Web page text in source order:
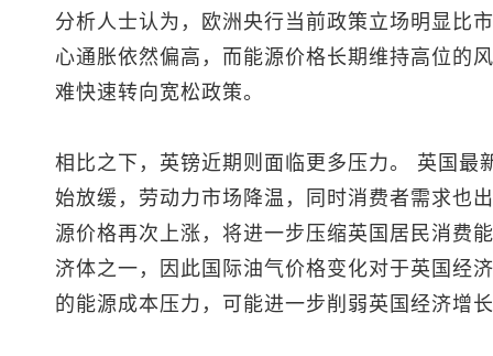
分析人士认为，欧洲央行当前政策立场明显比
心通胀依然偏高，而能源价格长期维持高位的
难快速转向宽松政策。
相比之下，英镑近期则面临更多压力。 英国最
始放缓，劳动力市场降温，同时消费者需求也
源价格再次上涨，将进一步压缩英国居民消费
济体之一，因此国际油气价格变化对于英国经
的能源成本压力，可能进一步削弱英国经济增